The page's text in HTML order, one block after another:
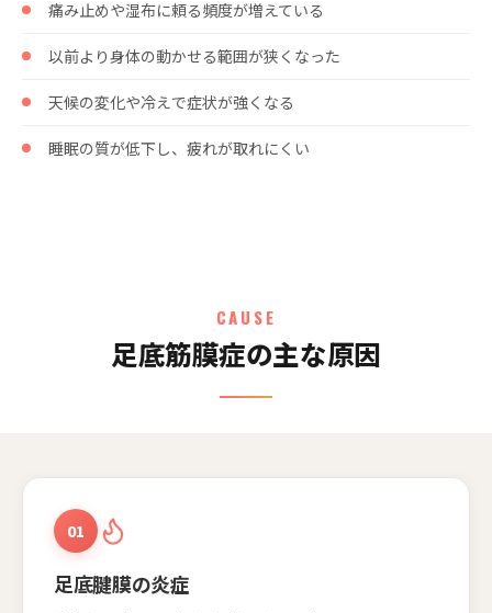
痛み止めや湿布に頼る頻度が増えている
以前より身体の動かせる範囲が狭くなった
天候の変化や冷えで症状が強くなる
睡眠の質が低下し、疲れが取れにくい
CAUSE
足底筋膜症の主な原因
01
足底腱膜の炎症